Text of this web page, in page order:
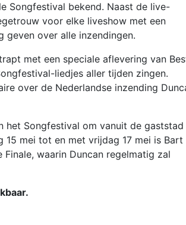
Songfestival bekend. Naast de live-
voor elke liveshow met een
geven over alle inzendingen.
met een speciale aflevering van
liedjes aller tijden zingen.
over de Nederlandse inzending
het Songfestival om vanuit de gaststad
15 mei tot en met vrijdag 17 mei is Bart
waarin Duncan regelmatig zal